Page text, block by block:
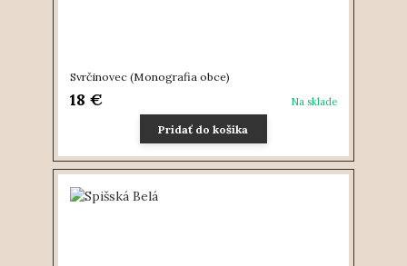
Svrčinovec (Monografia obce)
18 € Na sklade
Pridať do košíka